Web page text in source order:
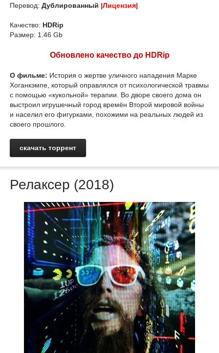
Перевод: Дублированный |Лицензия|
Качество: HDRip
Размер: 1.46 Gb
Обновлено качество до HDRip
О фильме: История о жертве уличного нападения Марке
Хоганкэмпе, который оправлялся от психологической травмы
с помощью «кукольной» терапии. Во дворе своего дома он
выстроил игрушечный город времён Второй мировой войны
и населил его фигурками, похожими на реальных людей из
своего прошлого.
скачать торрент
Релаксер (2018)